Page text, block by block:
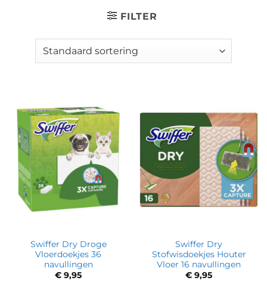
FILTER
Swiffer Dry Droge
Vloerdoekjes 36
navullingen
€ 9,95
Swiffer Dry
Stofwisdoekjes Houter
Vloer 16 navullingen
€ 9,95